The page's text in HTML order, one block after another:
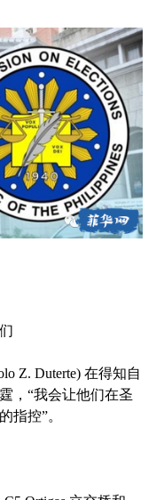
Z. Duterte) 在得知自
，“我会让他们在圣
指控”。